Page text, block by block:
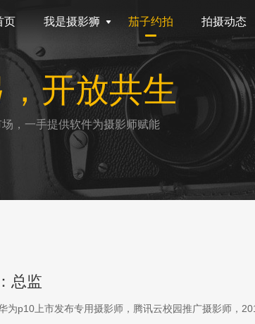
页 我是摄影狮 茄子约拍 拍摄动态
开放共生
，一手提供软件为摄影师赋能
总监
为p10上市发布专用摄影师，腾讯云校园推广摄影师，